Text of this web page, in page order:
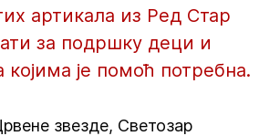
артикала из Ред Стар
за подршку деци и
је помоћ потребна.
звезде, Светозар